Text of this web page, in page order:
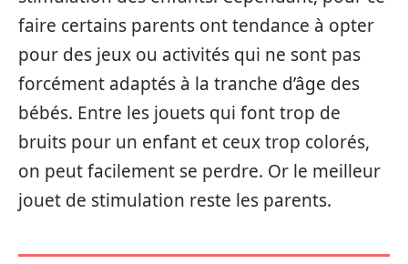
faire certains parents ont tendance à opter
pour des jeux ou activités qui ne sont pas
forcément adaptés à la tranche d’âge des
bébés. Entre les jouets qui font trop de
bruits pour un enfant et ceux trop colorés,
on peut facilement se perdre. Or le meilleur
jouet de stimulation reste les parents.